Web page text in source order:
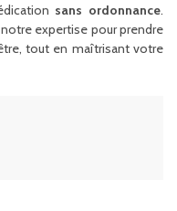
sans ordonnance.
expertise pour prendre
tout en maîtrisant votre